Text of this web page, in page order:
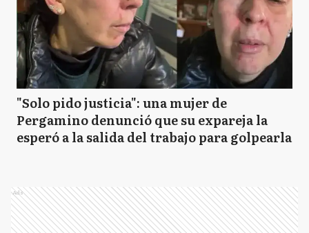
"Solo pido justicia": una mujer de
Pergamino denunció que su expareja la
esperó a la salida del trabajo para golpearla
Ads